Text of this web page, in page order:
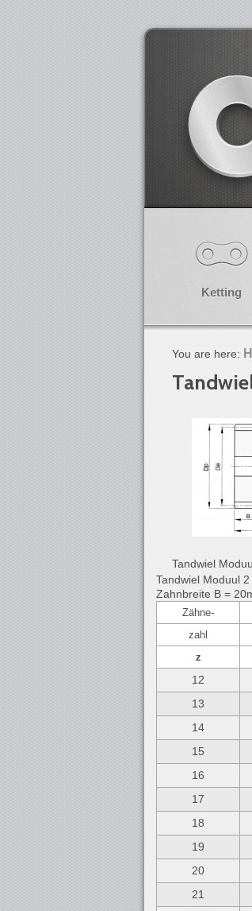
Ketting
You are here:
Tandwiel
Tandwiel Moduul 2
Zahnbreite B =
Zähne-
zahl
z
12
13
14
15
16
17
18
19
20
21